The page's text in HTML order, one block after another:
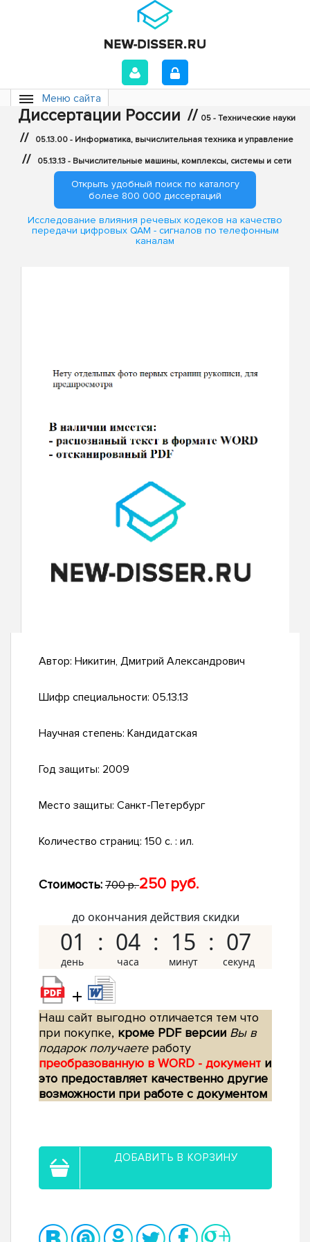
Меню сайта
Диссертации России // 05 - Технические науки
// 05.13.00 - Информатика, вычислительная техника и управление
// 05.13.13 - Вычислительные машины, комплексы, системы и сети
Открыть удобный поиск по каталогу
более 800 000 диссертаций
Исследование влияния речевых кодеков на качество
передачи цифровых QAM - сигналов по телефонным
каналам
Автор: Никитин, Дмитрий Александрович
Шифр специальности: 05.13.13
Научная степень: Кандидатская
Год защиты: 2009
Место защиты: Санкт-Петербург
Количество страниц: 150 с. : ил.
Стоимость: 700 р.250 руб.
до окончания действия скидки
01 04 15 06
+
Наш сайт выгодно отличается тем что
при покупке, кроме PDF версии Вы в
подарок получаетеработу
преобразованную в WORD - документ и
это предоставляет качественно другие
возможности при работе с документом
ДОБАВИТЬ В КОРЗИНУ